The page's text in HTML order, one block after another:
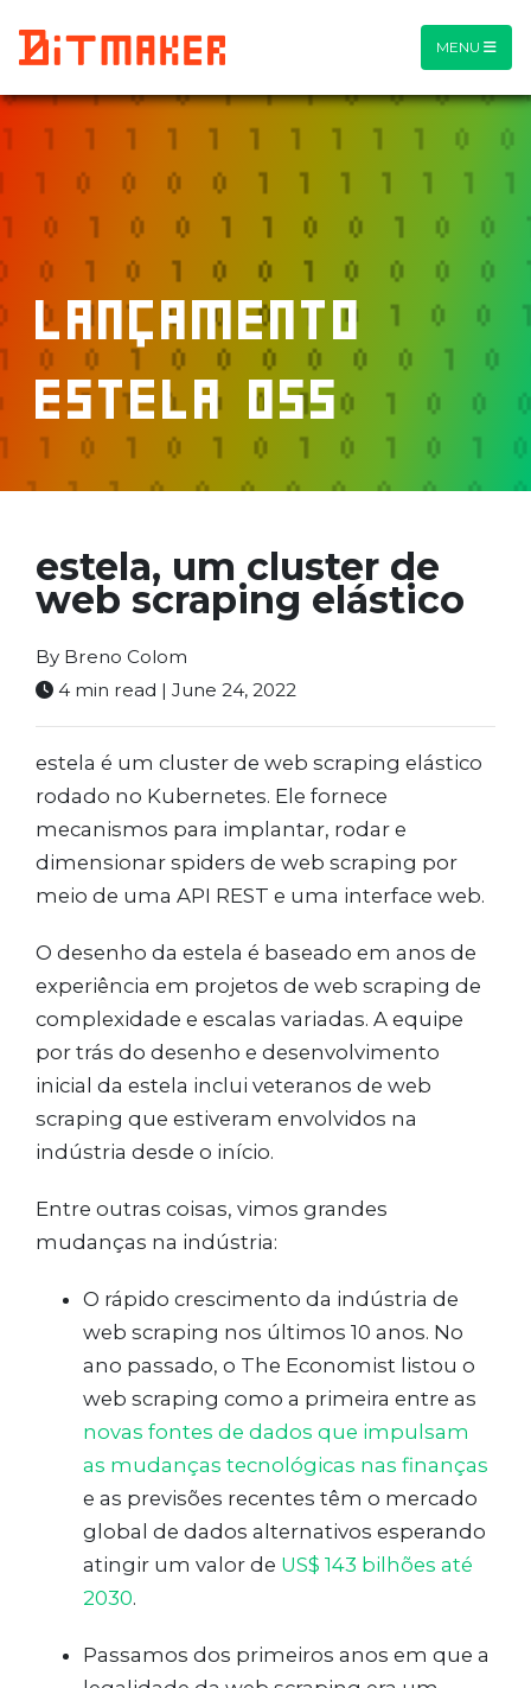
MENU
Lançamento
estela oss
estela, um cluster de
web scraping elástico
By Breno Colom
4 min read | June 24, 2022
estela é um cluster de web scraping elástico
rodado no Kubernetes. Ele fornece
mecanismos para implantar, rodar e
dimensionar spiders de web scraping por
meio de uma API REST e uma interface web.
O desenho da estela é baseado em anos de
experiência em projetos de web scraping de
complexidade e escalas variadas. A equipe
por trás do desenho e desenvolvimento
inicial da estela inclui veteranos de web
scraping que estiveram envolvidos na
indústria desde o início.
Entre outras coisas, vimos grandes
mudanças na indústria:
O rápido crescimento da indústria de
web scraping nos últimos 10 anos. No
ano passado, o The Economist listou o
web scraping como a primeira entre as
novas fontes de dados que impulsam
as mudanças tecnológicas nas finanças
e as previsões recentes têm o mercado
global de dados alternativos esperando
atingir um valor de US$ 143 bilhões até
2030.
Passamos dos primeiros anos em que a